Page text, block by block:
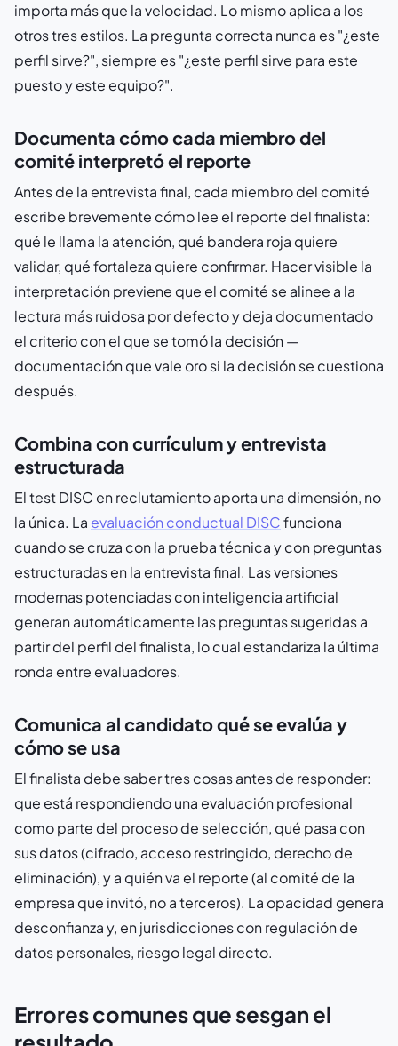
importa más que la velocidad. Lo mismo aplica a los
otros tres estilos. La pregunta correcta nunca es "¿este
perfil sirve?", siempre es "¿este perfil sirve para este
puesto y este equipo?".
Documenta cómo cada miembro del
comité interpretó el reporte
Antes de la entrevista final, cada miembro del comité
escribe brevemente cómo lee el reporte del finalista:
qué le llama la atención, qué bandera roja quiere
validar, qué fortaleza quiere confirmar. Hacer visible la
interpretación previene que el comité se alinee a la
lectura más ruidosa por defecto y deja documentado
el criterio con el que se tomó la decisión —
documentación que vale oro si la decisión se cuestiona
después.
Combina con currículum y entrevista
estructurada
El test DISC en reclutamiento aporta una dimensión, no
la única. La evaluación conductual DISCfunciona
cuando se cruza con la prueba técnica y con preguntas
estructuradas en la entrevista final. Las versiones
modernas potenciadas con inteligencia artificial
generan automáticamente las preguntas sugeridas a
partir del perfil del finalista, lo cual estandariza la última
ronda entre evaluadores.
Comunica al candidato qué se evalúa y
cómo se usa
El finalista debe saber tres cosas antes de responder:
que está respondiendo una evaluación profesional
como parte del proceso de selección, qué pasa con
sus datos (cifrado, acceso restringido, derecho de
eliminación), y a quién va el reporte (al comité de la
empresa que invitó, no a terceros). La opacidad genera
desconfianza y, en jurisdicciones con regulación de
datos personales, riesgo legal directo.
Errores comunes que sesgan el